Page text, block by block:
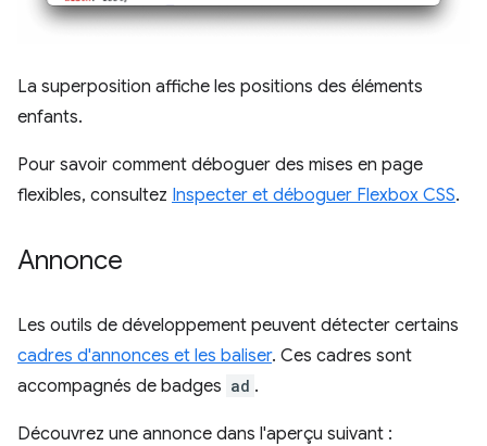
La superposition affiche les positions des éléments
enfants.
Pour savoir comment déboguer des mises en page
flexibles, consultez Inspecter et déboguer Flexbox CSS.
Annonce
Les outils de développement peuvent détecter certains
cadres d'annonces et les baliser. Ces cadres sont
accompagnés de badges ad .
Découvrez une annonce dans l'aperçu suivant :